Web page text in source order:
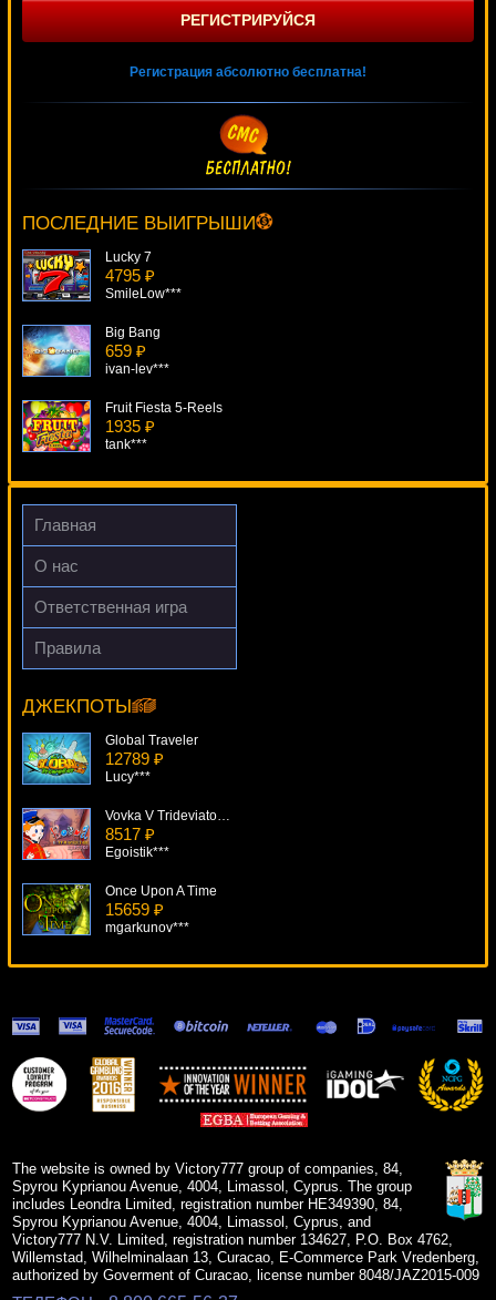
РЕГИСТРИРУЙСЯ
Регистрация абсолютно бесплатна!
ПОСЛЕДНИЕ ВЫИГРЫШИ
mgarkunov***
Lucky 7
4795 ₽
SmileLow***
Big Bang
659 ₽
ivan-lev***
Fruit Fiesta 5-Reels
1935 ₽
tank***
Burning Hot 7's
1781 ₽
blogolet***
Главная
О нас
Ответственная игра
Правила
ДЖЕКПОТЫ
House Of Dragons
ivan-lev***
Global Traveler
12789 ₽
Lucy***
Vovka V Trideviatom Carstve
8517 ₽
Egoistik***
Once Upon A Time
15659 ₽
mgarkunov***
Thunder Reels
11344 ₽
Deni***
Mosquitozzz
The website is owned by Victory777 group of companies, 84,
Spyrou Kyprianou Avenue, 4004, Limassol, Cyprus. The group
includes Leondra Limited, registration number HE349390, 84,
Spyrou Kyprianou Avenue, 4004, Limassol, Cyprus, and
Victory777 N.V. Limited, registration number 134627, P.O. Box 4762,
Willemstad, Wilhelminalaan 13, Curacao, E-Commerce Park Vredenberg,
authorized by Goverment of Curacao, license number 8048/JAZ2015-009